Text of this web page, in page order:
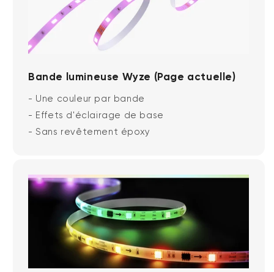
Bande lumineuse Wyze (Page actuelle)
- Une couleur par bande
- Effets d'éclairage de base
- Sans revêtement époxy